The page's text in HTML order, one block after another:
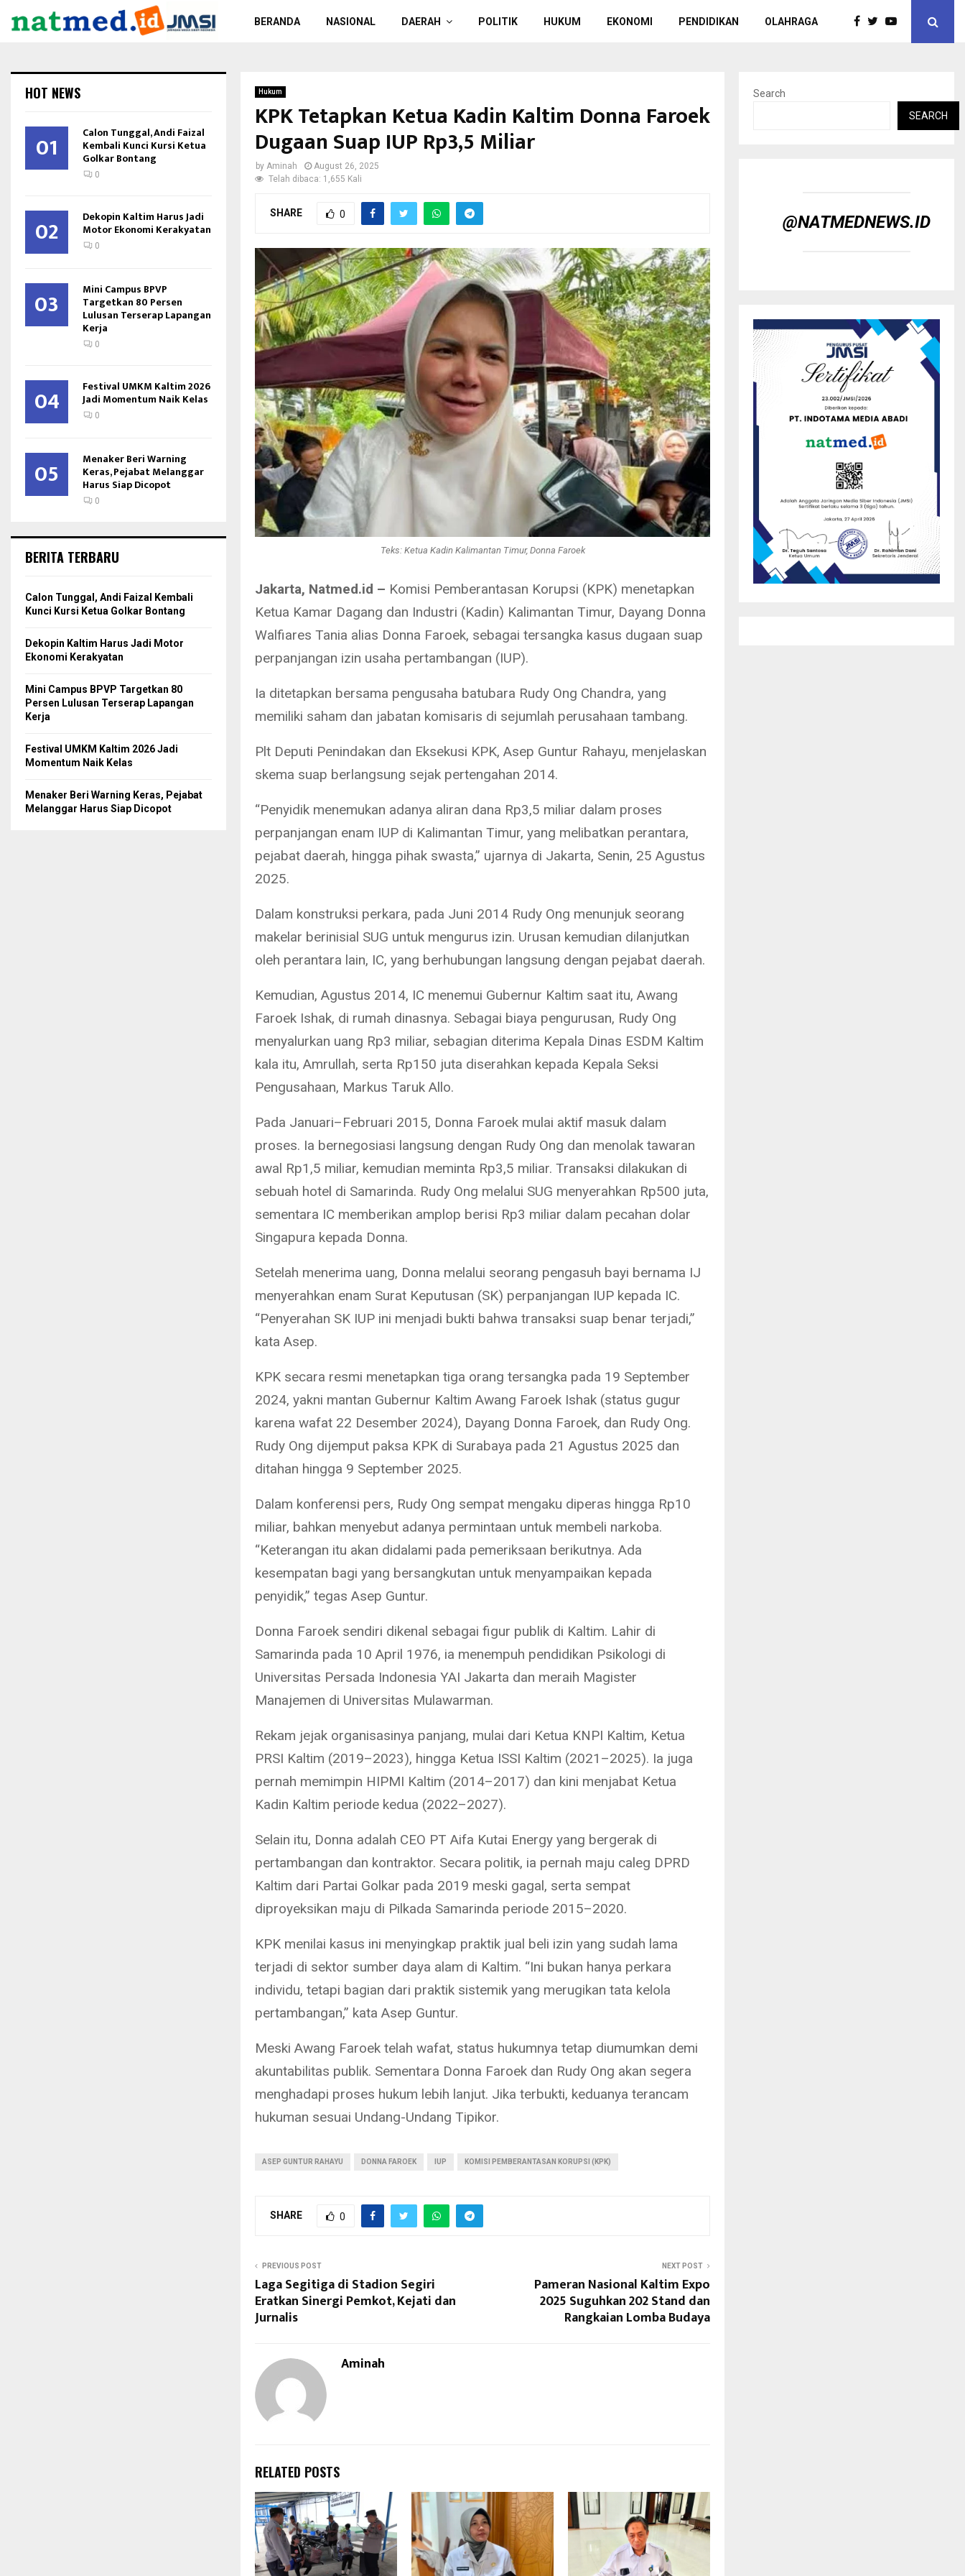
BERANDA NASIONAL DAERAH POLITIK HUKUM EKONOMI PENDIDIKAN OLAHRAGA
Hukum
KPK Tetapkan Ketua Kadin Kaltim Donna Faroek
Dugaan Suap IUP Rp3,5 Miliar
by Aminah
August 26, 2025
Telah dibaca: 1,655 Kali
SHARE 0
Teks: Ketua Kadin Kalimantan Timur, Donna Faroek
Jakarta, Natmed.id – Komisi Pemberantasan Korupsi (KPK) menetapkan
Ketua Kamar Dagang dan Industri (Kadin) Kalimantan Timur, Dayang Donna
Walfiares Tania alias Donna Faroek, sebagai tersangka kasus dugaan suap
perpanjangan izin usaha pertambangan (IUP).
Ia ditetapkan bersama pengusaha batubara Rudy Ong Chandra, yang
memiliki saham dan jabatan komisaris di sejumlah perusahaan tambang.
Plt Deputi Penindakan dan Eksekusi KPK, Asep Guntur Rahayu, menjelaskan
skema suap berlangsung sejak pertengahan 2014.
“Penyidik menemukan adanya aliran dana Rp3,5 miliar dalam proses
perpanjangan enam IUP di Kalimantan Timur, yang melibatkan perantara,
pejabat daerah, hingga pihak swasta,” ujarnya di Jakarta, Senin, 25 Agustus
2025.
Dalam konstruksi perkara, pada Juni 2014 Rudy Ong menunjuk seorang
makelar berinisial SUG untuk mengurus izin. Urusan kemudian dilanjutkan
oleh perantara lain, IC, yang berhubungan langsung dengan pejabat daerah.
Kemudian, Agustus 2014, IC menemui Gubernur Kaltim saat itu, Awang
Faroek Ishak, di rumah dinasnya. Sebagai biaya pengurusan, Rudy Ong
menyalurkan uang Rp3 miliar, sebagian diterima Kepala Dinas ESDM Kaltim
kala itu, Amrullah, serta Rp150 juta diserahkan kepada Kepala Seksi
Pengusahaan, Markus Taruk Allo.
Pada Januari–Februari 2015, Donna Faroek mulai aktif masuk dalam
proses. Ia bernegosiasi langsung dengan Rudy Ong dan menolak tawaran
awal Rp1,5 miliar, kemudian meminta Rp3,5 miliar. Transaksi dilakukan di
sebuah hotel di Samarinda. Rudy Ong melalui SUG menyerahkan Rp500 juta,
sementara IC memberikan amplop berisi Rp3 miliar dalam pecahan dolar
Singapura kepada Donna.
Setelah menerima uang, Donna melalui seorang pengasuh bayi bernama IJ
menyerahkan enam Surat Keputusan (SK) perpanjangan IUP kepada IC.
“Penyerahan SK IUP ini menjadi bukti bahwa transaksi suap benar terjadi,”
kata Asep.
KPK secara resmi menetapkan tiga orang tersangka pada 19 September
2024, yakni mantan Gubernur Kaltim Awang Faroek Ishak (status gugur
karena wafat 22 Desember 2024), Dayang Donna Faroek, dan Rudy Ong.
Rudy Ong dijemput paksa KPK di Surabaya pada 21 Agustus 2025 dan
ditahan hingga 9 September 2025.
Dalam konferensi pers, Rudy Ong sempat mengaku diperas hingga Rp10
miliar, bahkan menyebut adanya permintaan untuk membeli narkoba.
“Keterangan itu akan didalami pada pemeriksaan berikutnya. Ada
kesempatan bagi yang bersangkutan untuk menyampaikan kepada
penyidik,” tegas Asep Guntur.
Donna Faroek sendiri dikenal sebagai figur publik di Kaltim. Lahir di
Samarinda pada 10 April 1976, ia menempuh pendidikan Psikologi di
Universitas Persada Indonesia YAI Jakarta dan meraih Magister
Manajemen di Universitas Mulawarman.
Rekam jejak organisasinya panjang, mulai dari Ketua KNPI Kaltim, Ketua
PRSI Kaltim (2019–2023), hingga Ketua ISSI Kaltim (2021–2025). Ia juga
pernah memimpin HIPMI Kaltim (2014–2017) dan kini menjabat Ketua
Kadin Kaltim periode kedua (2022–2027).
Selain itu, Donna adalah CEO PT Aifa Kutai Energy yang bergerak di
pertambangan dan kontraktor. Secara politik, ia pernah maju caleg DPRD
Kaltim dari Partai Golkar pada 2019 meski gagal, serta sempat
diproyeksikan maju di Pilkada Samarinda periode 2015–2020.
KPK menilai kasus ini menyingkap praktik jual beli izin yang sudah lama
terjadi di sektor sumber daya alam di Kaltim. “Ini bukan hanya perkara
individu, tetapi bagian dari praktik sistemik yang merugikan tata kelola
pertambangan,” kata Asep Guntur.
Meski Awang Faroek telah wafat, status hukumnya tetap diumumkan demi
akuntabilitas publik. Sementara Donna Faroek dan Rudy Ong akan segera
menghadapi proses hukum lebih lanjut. Jika terbukti, keduanya terancam
hukuman sesuai Undang-Undang Tipikor.
ASEP GUNTUR RAHAYU DONNA FAROEK IUP KOMISI PEMBERANTASAN KORUPSI (KPK)
SHARE 0
PREVIOUS POST
Laga Segitiga di Stadion Segiri
Eratkan Sinergi Pemkot, Kejati dan
Jurnalis
NEXT POST
Pameran Nasional Kaltim Expo
2025 Suguhkan 202 Stand dan
Rangkaian Lomba Budaya
Aminah
RELATED POSTS
HOT NEWS
01 Calon Tunggal, Andi Faizal
Kembali Kunci Kursi Ketua
Golkar Bontang
0
02 Dekopin Kaltim Harus Jadi
Motor Ekonomi Kerakyatan
0
03 Mini Campus BPVP
Targetkan 80 Persen
Lulusan Terserap Lapangan
Kerja
0
04 Festival UMKM Kaltim 2026
Jadi Momentum Naik Kelas
0
05 Menaker Beri Warning
Keras, Pejabat Melanggar
Harus Siap Dicopot
0
BERITA TERBARU
Calon Tunggal, Andi Faizal Kembali
Kunci Kursi Ketua Golkar Bontang
Dekopin Kaltim Harus Jadi Motor
Ekonomi Kerakyatan
Mini Campus BPVP Targetkan 80
Persen Lulusan Terserap Lapangan
Kerja
Festival UMKM Kaltim 2026 Jadi
Momentum Naik Kelas
Menaker Beri Warning Keras, Pejabat
Melanggar Harus Siap Dicopot
Search
SEARCH
@NATMEDNEWS.ID